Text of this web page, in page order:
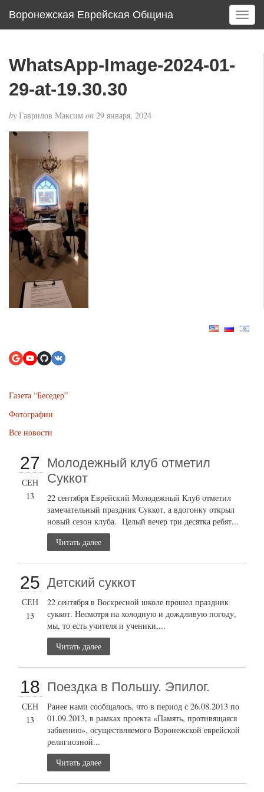
Воронежская Еврейская Община
T
o
WhatsApp-Image-2024-01-
29-at-19.30.30
by Гаврилов Максим on 29 января, 2024
Газета “Беседер”
Фотографии
Все новости
27
СЕН
13
Молодежный клуб отметил
Суккот
22 сентября Еврейский Молодежный Клуб отметил
замечательный праздник Суккот, а вдогонку открыл
новый сезон клуба. Целый вечер три десятка ребят...
Читать далее
25
СЕН
13
Детский суккот
22 сентября в Воскресной школе прошел праздник
суккот. Несмотря на холодную и дождливую погоду,
мы, то есть учителя и ученики,...
Читать далее
18
СЕН
13
Поездка в Польшу. Эпилог.
Ранее нами сообщалось, что в период с 26.08.2013 по
01.09.2013, в рамках проекта «Память, противящаяся
забвению», осуществляемого Воронежской еврейской
религиозной...
Читать далее